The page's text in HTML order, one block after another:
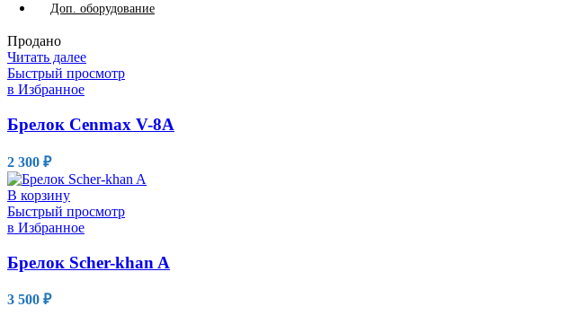
Доп. оборудование
Продано
Читать далее
Быстрый просмотр
в Избранное
Брелок Cenmax V-8A
2 300 ₽
В корзину
Быстрый просмотр
в Избранное
Брелок Scher-khan A
3 500 ₽